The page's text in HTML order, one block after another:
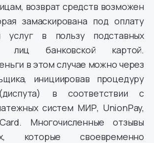
возврат средств возможен
замаскирована под оплату
услуг в пользу подставных
лиц банковской картой.
в этом случае можно через
инициировав процедуру
в соответствии с
систем МИР, UnionPay,
Многочисленные отзывы
которые своевременно